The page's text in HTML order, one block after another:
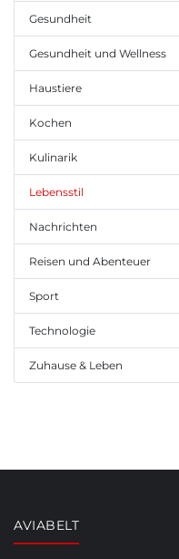
Gesundheit
Gesundheit und Wellness
Haustiere
Kochen
Kulinarik
Lebensstil
Nachrichten
Reisen und Abenteuer
Sport
Technologie
Zuhause & Leben
AVIABELT